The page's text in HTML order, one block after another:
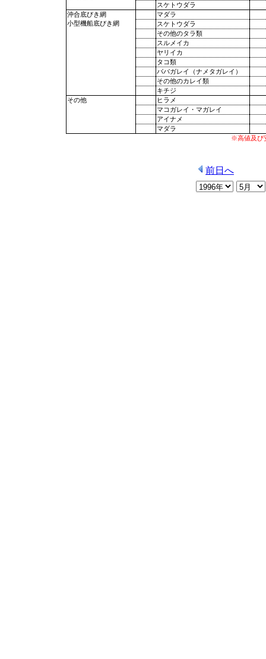
スケトウダラ
沖合底びき網 マダラ
小型機船底びき網
スケトウダラ
その他のタラ類
スルメイカ
ヤリイカ
タコ類
ババガレイ（ナメタガレイ）
その他のカレイ類
キチジ
その他
ヒラメ
マコガレイ・マガレイ
アイナメ
マダラ
※高値及び
前日へ